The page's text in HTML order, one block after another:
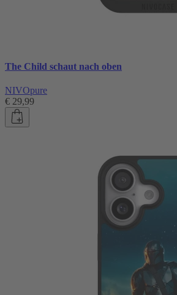
The Child schaut nach oben
NIVOpure
€ 29,99